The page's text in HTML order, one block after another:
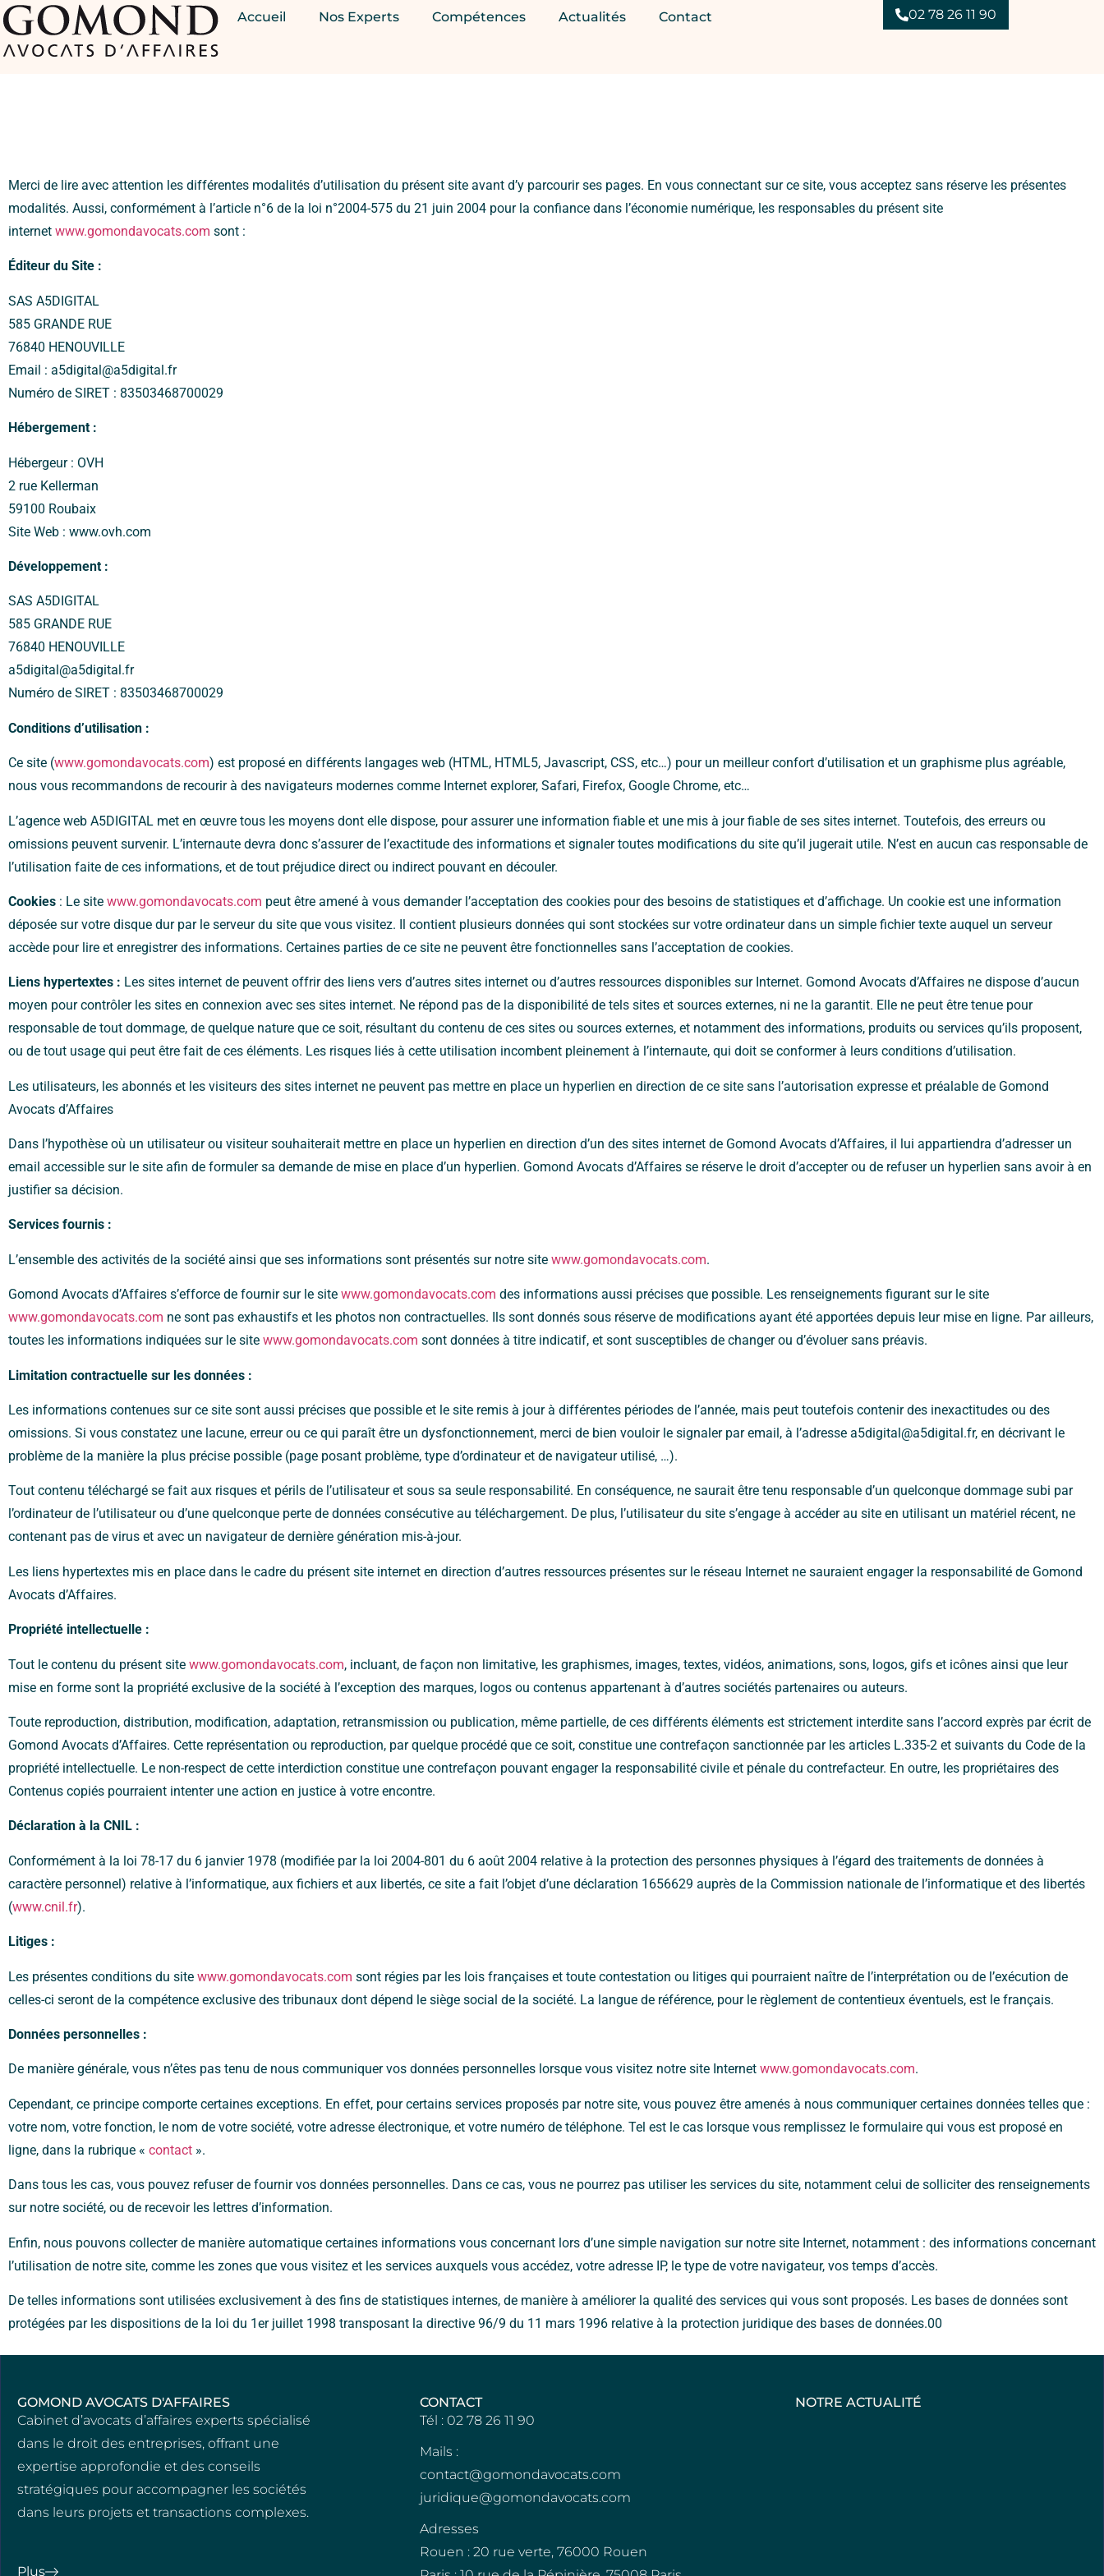
Accueil Nos Experts Compétences Actualités Contact 02 78 26 11 90
Mentions légales
Merci de lire avec attention les différentes modalités d’utilisation du présent site avant d’y parcourir ses pages. En vous connectant sur ce site, vous acceptez sans réserve les présentes
modalités. Aussi, conformément à l’article n°6 de la loi n°2004-575 du 21 juin 2004 pour la confiance dans l’économie numérique, les responsables du présent site
internet www.gomondavocats.com sont :
Éditeur du Site :
SAS A5DIGITAL
585 GRANDE RUE
76840 HENOUVILLE
Email : a5digital@a5digital.fr
Numéro de SIRET : 83503468700029
Hébergement :
Hébergeur : OVH
2 rue Kellerman
59100 Roubaix
Site Web : www.ovh.com
Développement :
SAS A5DIGITAL
585 GRANDE RUE
76840 HENOUVILLE
a5digital@a5digital.fr
Numéro de SIRET : 83503468700029
Conditions d’utilisation :
Ce site (www.gomondavocats.com) est proposé en différents langages web (HTML, HTML5, Javascript, CSS, etc…) pour un meilleur confort d’utilisation et un graphisme plus agréable,
nous vous recommandons de recourir à des navigateurs modernes comme Internet explorer, Safari, Firefox, Google Chrome, etc…
L’agence web A5DIGITAL met en œuvre tous les moyens dont elle dispose, pour assurer une information fiable et une mis à jour fiable de ses sites internet. Toutefois, des erreurs ou
omissions peuvent survenir. L’internaute devra donc s’assurer de l’exactitude des informations et signaler toutes modifications du site qu’il jugerait utile. N’est en aucun cas responsable de
l’utilisation faite de ces informations, et de tout préjudice direct ou indirect pouvant en découler.
Cookies : Le site www.gomondavocats.com peut être amené à vous demander l’acceptation des cookies pour des besoins de statistiques et d’affichage. Un cookie est une information
déposée sur votre disque dur par le serveur du site que vous visitez. Il contient plusieurs données qui sont stockées sur votre ordinateur dans un simple fichier texte auquel un serveur
accède pour lire et enregistrer des informations. Certaines parties de ce site ne peuvent être fonctionnelles sans l’acceptation de cookies.
Liens hypertextes : Les sites internet de peuvent offrir des liens vers d’autres sites internet ou d’autres ressources disponibles sur Internet. Gomond Avocats d’Affaires ne dispose d’aucun
moyen pour contrôler les sites en connexion avec ses sites internet. Ne répond pas de la disponibilité de tels sites et sources externes, ni ne la garantit. Elle ne peut être tenue pour
responsable de tout dommage, de quelque nature que ce soit, résultant du contenu de ces sites ou sources externes, et notamment des informations, produits ou services qu’ils proposent,
ou de tout usage qui peut être fait de ces éléments. Les risques liés à cette utilisation incombent pleinement à l’internaute, qui doit se conformer à leurs conditions d’utilisation.
Les utilisateurs, les abonnés et les visiteurs des sites internet ne peuvent pas mettre en place un hyperlien en direction de ce site sans l’autorisation expresse et préalable de Gomond
Avocats d’Affaires
Dans l’hypothèse où un utilisateur ou visiteur souhaiterait mettre en place un hyperlien en direction d’un des sites internet de Gomond Avocats d’Affaires, il lui appartiendra d’adresser un
email accessible sur le site afin de formuler sa demande de mise en place d’un hyperlien. Gomond Avocats d’Affaires se réserve le droit d’accepter ou de refuser un hyperlien sans avoir à en
justifier sa décision.
Services fournis :
L’ensemble des activités de la société ainsi que ses informations sont présentés sur notre site www.gomondavocats.com.
Gomond Avocats d’Affaires s’efforce de fournir sur le site www.gomondavocats.com des informations aussi précises que possible. Les renseignements figurant sur le site
www.gomondavocats.com ne sont pas exhaustifs et les photos non contractuelles. Ils sont donnés sous réserve de modifications ayant été apportées depuis leur mise en ligne. Par ailleurs,
toutes les informations indiquées sur le site www.gomondavocats.com sont données à titre indicatif, et sont susceptibles de changer ou d’évoluer sans préavis.
Limitation contractuelle sur les données :
Les informations contenues sur ce site sont aussi précises que possible et le site remis à jour à différentes périodes de l’année, mais peut toutefois contenir des inexactitudes ou des
omissions. Si vous constatez une lacune, erreur ou ce qui paraît être un dysfonctionnement, merci de bien vouloir le signaler par email, à l’adresse a5digital@a5digital.fr, en décrivant le
problème de la manière la plus précise possible (page posant problème, type d’ordinateur et de navigateur utilisé, …).
Tout contenu téléchargé se fait aux risques et périls de l’utilisateur et sous sa seule responsabilité. En conséquence, ne saurait être tenu responsable d’un quelconque dommage subi par
l’ordinateur de l’utilisateur ou d’une quelconque perte de données consécutive au téléchargement. De plus, l’utilisateur du site s’engage à accéder au site en utilisant un matériel récent, ne
contenant pas de virus et avec un navigateur de dernière génération mis-à-jour.
Les liens hypertextes mis en place dans le cadre du présent site internet en direction d’autres ressources présentes sur le réseau Internet ne sauraient engager la responsabilité de Gomond
Avocats d’Affaires.
Propriété intellectuelle :
Tout le contenu du présent site www.gomondavocats.com, incluant, de façon non limitative, les graphismes, images, textes, vidéos, animations, sons, logos, gifs et icônes ainsi que leur
mise en forme sont la propriété exclusive de la société à l’exception des marques, logos ou contenus appartenant à d’autres sociétés partenaires ou auteurs.
Toute reproduction, distribution, modification, adaptation, retransmission ou publication, même partielle, de ces différents éléments est strictement interdite sans l’accord exprès par écrit de
Gomond Avocats d’Affaires. Cette représentation ou reproduction, par quelque procédé que ce soit, constitue une contrefaçon sanctionnée par les articles L.335-2 et suivants du Code de la
propriété intellectuelle. Le non-respect de cette interdiction constitue une contrefaçon pouvant engager la responsabilité civile et pénale du contrefacteur. En outre, les propriétaires des
Contenus copiés pourraient intenter une action en justice à votre encontre.
Déclaration à la CNIL :
Conformément à la loi 78-17 du 6 janvier 1978 (modifiée par la loi 2004-801 du 6 août 2004 relative à la protection des personnes physiques à l’égard des traitements de données à
caractère personnel) relative à l’informatique, aux fichiers et aux libertés, ce site a fait l’objet d’une déclaration 1656629 auprès de la Commission nationale de l’informatique et des libertés
(www.cnil.fr).
Litiges :
Les présentes conditions du site www.gomondavocats.com sont régies par les lois françaises et toute contestation ou litiges qui pourraient naître de l’interprétation ou de l’exécution de
celles-ci seront de la compétence exclusive des tribunaux dont dépend le siège social de la société. La langue de référence, pour le règlement de contentieux éventuels, est le français.
Données personnelles :
De manière générale, vous n’êtes pas tenu de nous communiquer vos données personnelles lorsque vous visitez notre site Internet www.gomondavocats.com.
Cependant, ce principe comporte certaines exceptions. En effet, pour certains services proposés par notre site, vous pouvez être amenés à nous communiquer certaines données telles que :
votre nom, votre fonction, le nom de votre société, votre adresse électronique, et votre numéro de téléphone. Tel est le cas lorsque vous remplissez le formulaire qui vous est proposé en
ligne, dans la rubrique « contact ».
Dans tous les cas, vous pouvez refuser de fournir vos données personnelles. Dans ce cas, vous ne pourrez pas utiliser les services du site, notamment celui de solliciter des renseignements
sur notre société, ou de recevoir les lettres d’information.
Enfin, nous pouvons collecter de manière automatique certaines informations vous concernant lors d’une simple navigation sur notre site Internet, notamment : des informations concernant
l’utilisation de notre site, comme les zones que vous visitez et les services auxquels vous accédez, votre adresse IP, le type de votre navigateur, vos temps d’accès.
De telles informations sont utilisées exclusivement à des fins de statistiques internes, de manière à améliorer la qualité des services qui vous sont proposés. Les bases de données sont
protégées par les dispositions de la loi du 1er juillet 1998 transposant la directive 96/9 du 11 mars 1996 relative à la protection juridique des bases de données.00
GOMOND AVOCATS D'AFFAIRES
Cabinet d’avocats d’affaires experts spécialisé
dans le droit des entreprises, offrant une
expertise approfondie et des conseils
stratégiques pour accompagner les sociétés
dans leurs projets et transactions complexes.
Plus
CONTACT
Tél : 02 78 26 11 90
Mails :
contact@gomondavocats.com
juridique@gomondavocats.com
Adresses
Rouen : 20 rue verte, 76000 Rouen
NOTRE ACTUALITÉ